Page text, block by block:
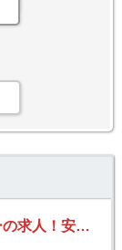
佐川急便 此花営業所 輸送ドライバーの求人！安定収入と働きがい！大手の佐川急便で長期的に活躍できるチャンス♪